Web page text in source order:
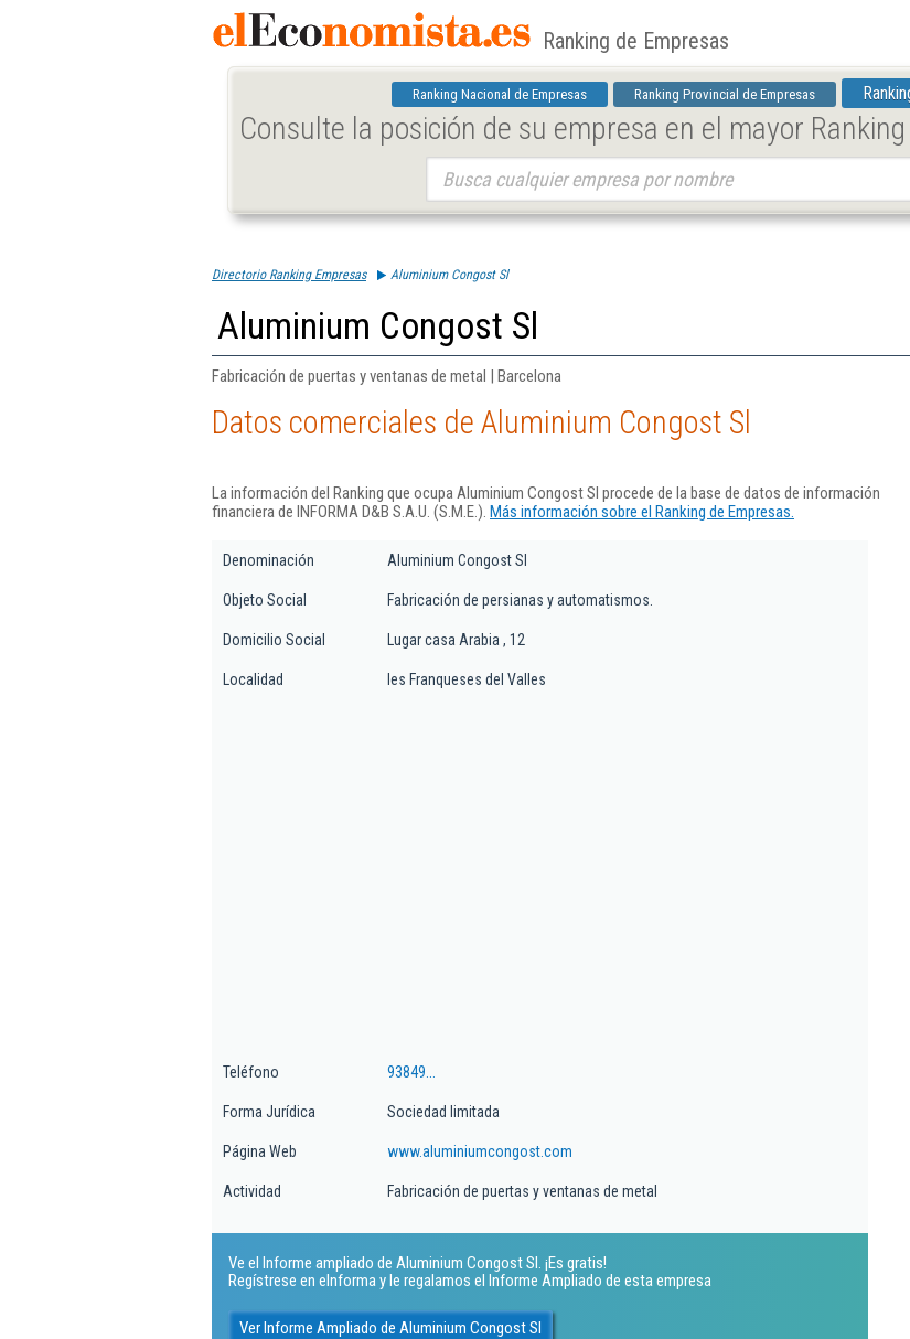
Ranking de Empresas
Ranking Nacional de Empresas Ranking Provincial de Empresas
Consulte la posición de su empresa en el mayor
Directorio Ranking Empresas Aluminium Congost Sl
Aluminium Congost Sl
Fabricación de puertas y ventanas de metal | Barcelona
Datos comerciales de Aluminium Congost Sl
La información del Ranking que ocupa Aluminium Congost Sl procede de la base de datos de información
financiera de INFORMA D&B S.A.U. (S.M.E.). Más información sobre el Ranking de Empresas.
Denominación Aluminium Congost Sl
Objeto Social Fabricación de persianas y automatismos.
Domicilio Social Lugar casa Arabia , 12
Localidad les Franqueses del Valles
Teléfono 93849...
Forma Jurídica Sociedad limitada
Página Web www.aluminiumcongost.com
Actividad Fabricación de puertas y ventanas de metal
Ve el Informe ampliado de Aluminium Congost Sl. ¡Es gratis!
Regístrese en eInforma y le regalamos el Informe Ampliado de esta empresa
Ver Informe Ampliado de Aluminium Congost Sl